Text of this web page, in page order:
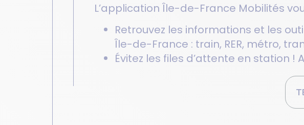
L’application Île-de-France Mobilités
Retrouvez les informations et les
Île-de-France : train, RER, métro,
Évitez les files d’attente en station